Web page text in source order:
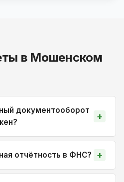
в Мошенском
документооборот
отчётность в ФНС?